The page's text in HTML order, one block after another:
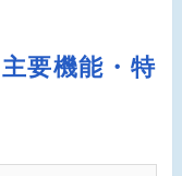
要機能・特